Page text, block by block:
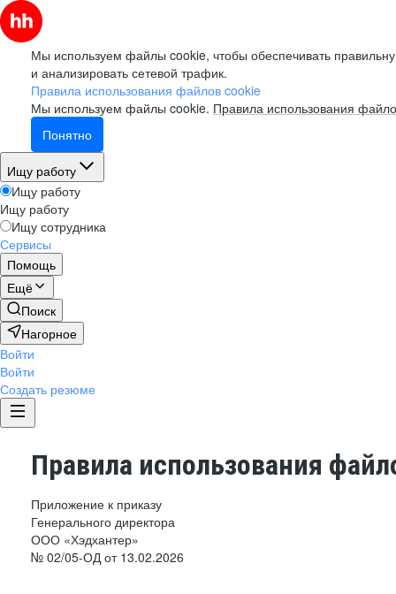
Мы используем файлы cookie, чтобы обеспечивать
и анализировать сетевой трафик.
Правила использования файлов cookie
Мы используем файлы cookie. Правила использования
Понятно
Ищу работу
Ищу работу
Ищу работу
Ищу сотрудника
Сервисы
Помощь
Ещё
Поиск
Нагорное
Войти
Войти
Создать резюме
Правила использования
Приложение к приказу
Генерального директора
ООО «Хэдхантер»
№ 02/05-ОД от 13.02.2026